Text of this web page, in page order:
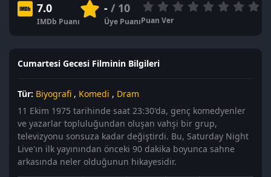
7.0
IMDb Puanı
-/ 10
Üye PuanıPuan Ver
Cumartesi Gecesi Filminin Bilgileri
Tür: Biyografi , Komedi , Dram
11 Ekim 1975 tarihinde saat 23:30'da, genç komedyenler
ve yazarlar topluluğundan oluşan vahşi bir grup,
televizyonu sonsuza kadar değiştirdi. Bu, Saturday Night
Live'ın ilk yayınından önceki 90 dakika boyunca sahne
arkasında neler olduğunun hikayesidir.